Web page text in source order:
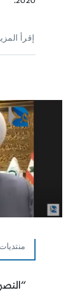
إقرأ
منتديات